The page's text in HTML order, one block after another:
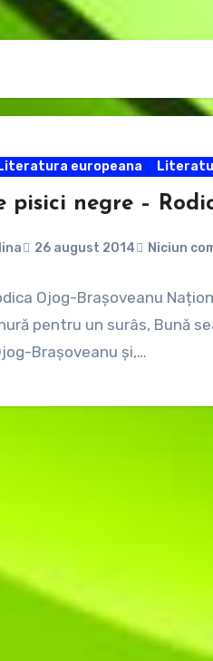
Literatura europeana
pisici negre –
26 august 2014 Niciun
Ojog-Brașoveanu
pentru un surâs, Bună
Brașoveanu și,…